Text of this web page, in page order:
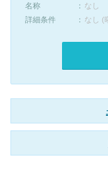
名称
なし
詳細条件
なし (